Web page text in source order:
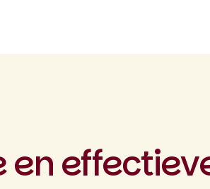
en